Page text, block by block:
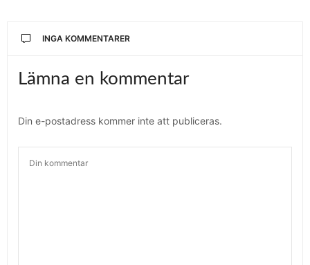
INGA KOMMENTARER
Lämna en kommentar
Din e-postadress kommer inte att publiceras.